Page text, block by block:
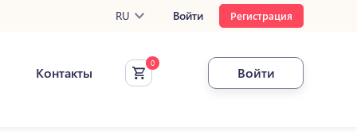
RU Войти Регистрация
Контакты Войти